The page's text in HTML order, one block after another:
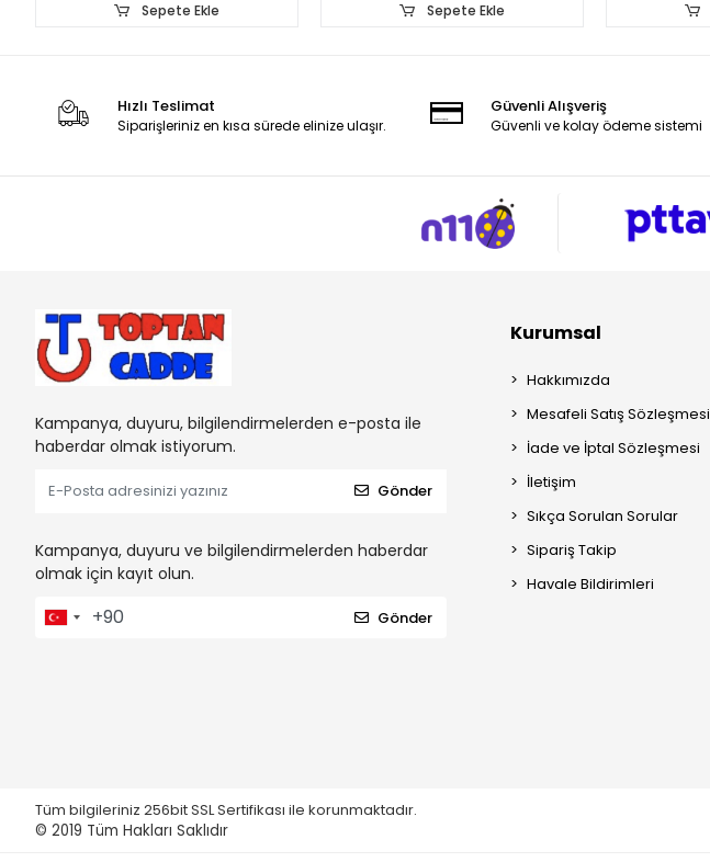
Sepete Ekle Sepete Ekle
Hızlı Teslimat
Siparişleriniz en kısa sürede elinize ulaşır.
Güvenli Alışveriş
Güvenli ve kolay ödeme sistemi
Kampanya, duyuru, bilgilendirmelerden e-posta ile
haberdar olmak istiyorum.
Gönder
Kampanya, duyuru ve bilgilendirmelerden haberdar
olmak için kayıt olun.
Gönder
Kurumsal
Hakkımızda
Mesafeli Satış Sözleşmesi
İade ve İptal Sözleşmesi
İletişim
Sıkça Sorulan Sorular
Sipariş Takip
Havale Bildirimleri
Tüm bilgileriniz 256bit SSL Sertifikası ile korunmaktadır.
© 2019 Tüm Hakları Saklıdır